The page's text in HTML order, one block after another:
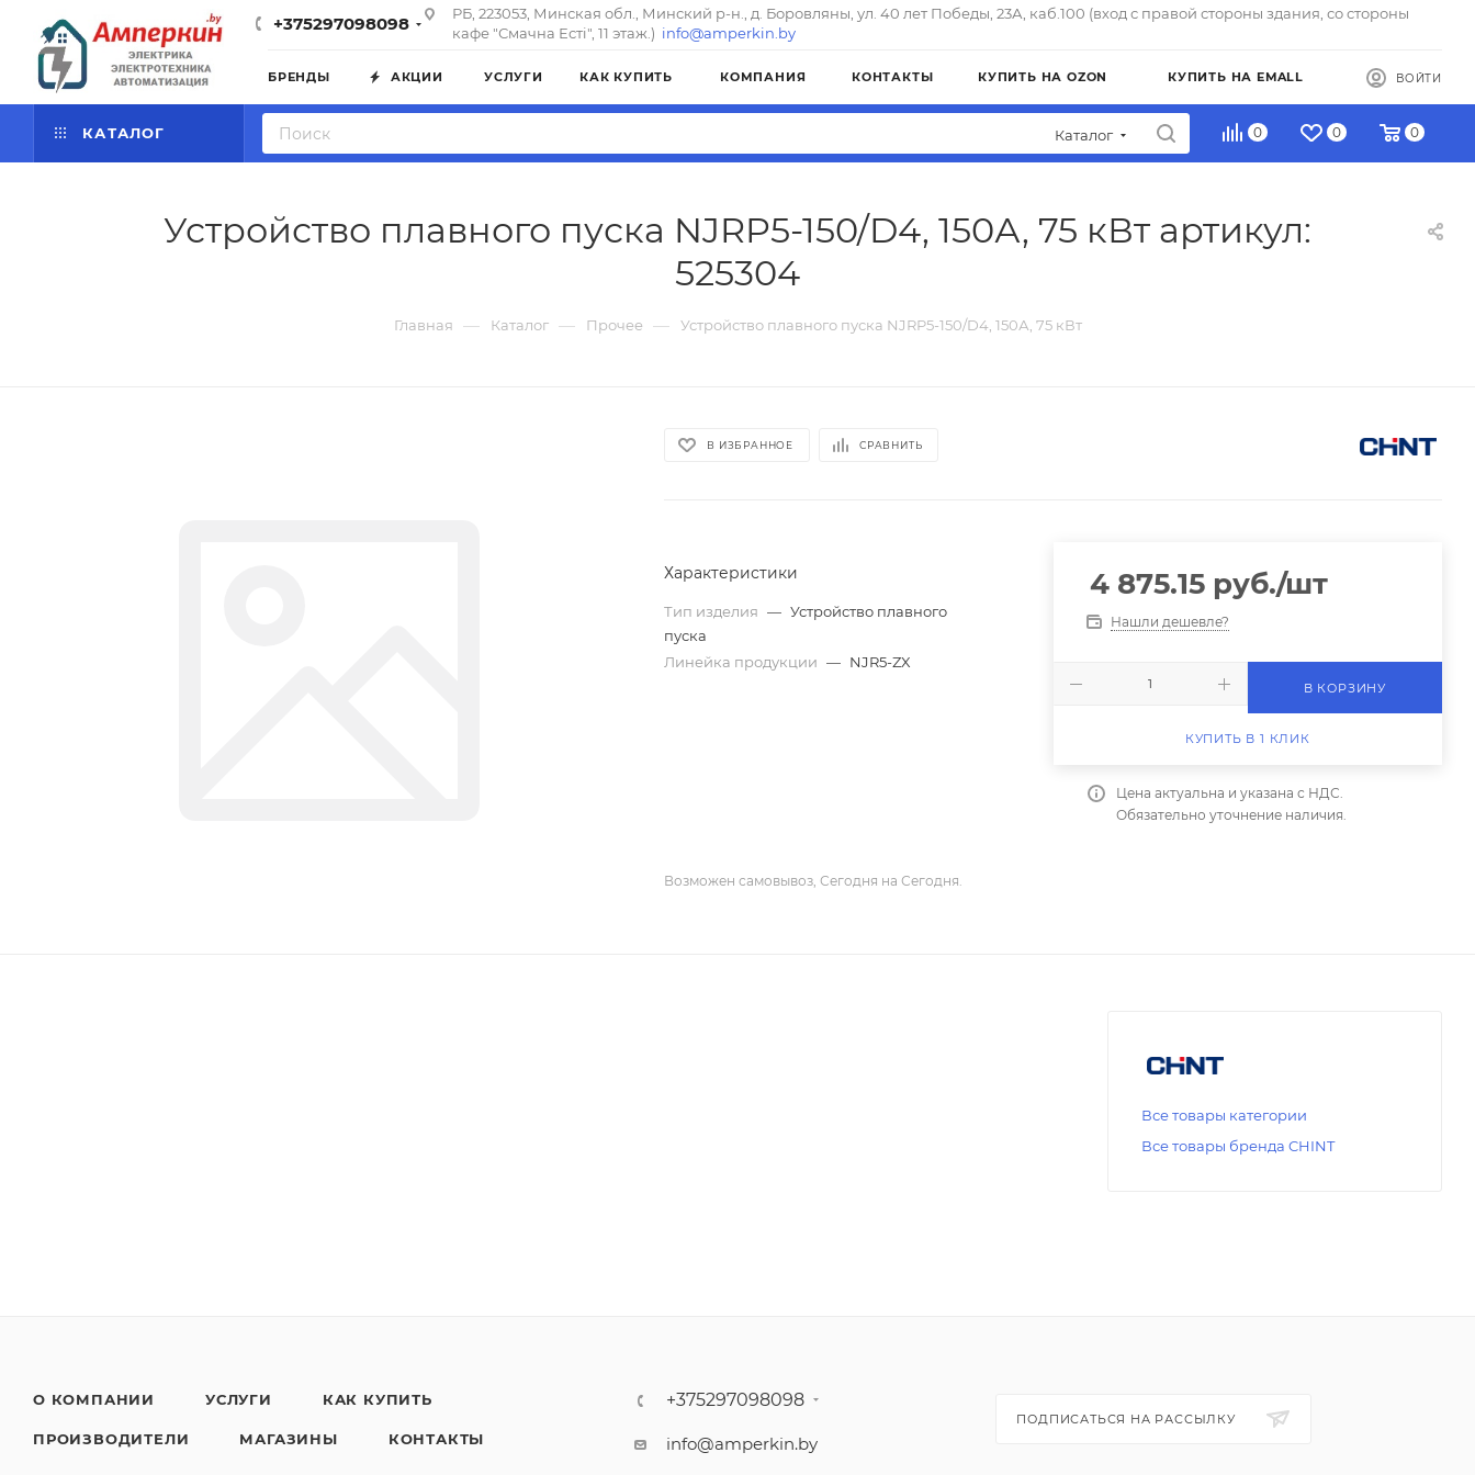
+375297098098
РБ, 223053, Минская обл., Минский р-н., д. Боровляны, ул. 40 лет Победы, 23А, каб.100 (вход с правой стороны здания, со стороны
кафе "Смачна Естi", 11 этаж.) info@amperkin.by
БРЕНДЫ АКЦИИ УСЛУГИ КАК КУПИТЬ КОМПАНИЯ КОНТАКТЫ КУПИТЬ НА OZON КУПИТЬ НА EMALL ВОЙТИ
КАТАЛОГ Каталог 0 0 0
Устройство плавного пуска NJRP5-150/D4, 150А, 75 кВт артикул:
525304
Главная — Каталог — Прочее — Устройство плавного пуска NJRP5-150/D4, 150А, 75 кВт
В ИЗБРАННОЕ СРАВНИТЬ
Характеристики
Тип изделия — Устройство плавного
пуска
Линейка продукции — NJR5-ZX
4 875.15руб./шт
Нашли дешевле?
В КОРЗИНУ
КУПИТЬ В 1 КЛИК
Цена актуальна и указана с НДС.
Обязательно уточнение наличия.
Возможен самовывоз, Сегодня на Сегодня.
Все товары категории
Все товары бренда CHINT
О КОМПАНИИ УСЛУГИ КАК КУПИТЬ
ПРОИЗВОДИТЕЛИ МАГАЗИНЫ КОНТАКТЫ
+375297098098
info@amperkin.by
ПОДПИСАТЬСЯ НА РАССЫЛКУ